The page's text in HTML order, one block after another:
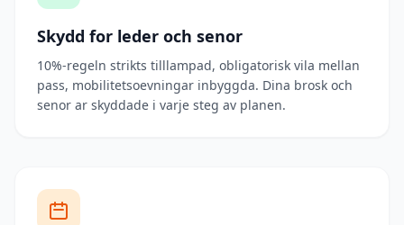
Skydd for leder och senor
10%-regeln strikts tilllampad, obligatorisk vila mellan
pass, mobilitetsoevningar inbyggda. Dina brosk och
senor ar skyddade i varje steg av planen.